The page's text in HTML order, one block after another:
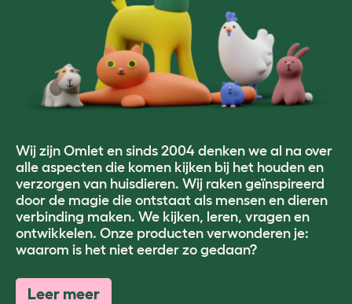
Wij zijn Omlet en sinds 2004 denken we al na over
alle aspecten die komen kijken bij het houden en
verzorgen van huisdieren. Wij raken geïnspireerd
door de magie die ontstaat als mensen en dieren
verbinding maken. We kijken, leren, vragen en
ontwikkelen. Onze producten verwonderen je:
waarom is het niet eerder zo gedaan?
Leer meer